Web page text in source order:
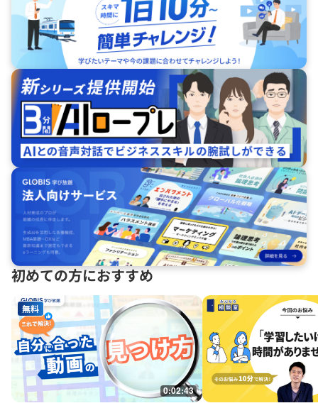
初めての方におすすめ
無料
0:02:43